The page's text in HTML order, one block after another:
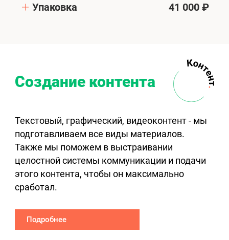
Упаковка 41 000 ₽
Создание контента
Текстовый, графический, видеоконтент - мы
подготавливаем все виды материалов.
Также мы поможем в выстраивании
целостной системы коммуникации и подачи
этого контента, чтобы он максимально
сработал.
Подробнее